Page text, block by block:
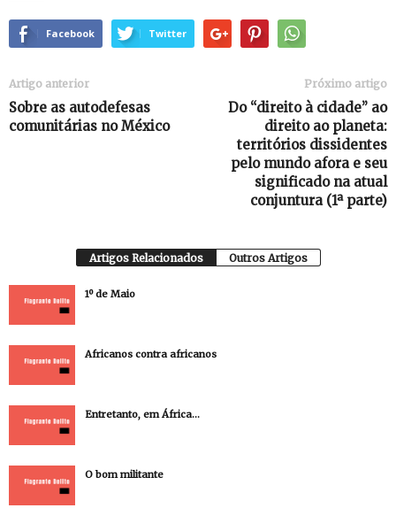
Facebook Twitter
Artigo anterior
Sobre as autodefesas
comunitárias no México
Próximo artigo
Do “direito à cidade” ao
direito ao planeta:
territórios dissidentes
pelo mundo afora e seu
significado na atual
conjuntura (1ª parte)
Artigos Relacionados Outros Artigos
1º de Maio
Africanos contra africanos
Entretanto, em África…
O bom militante